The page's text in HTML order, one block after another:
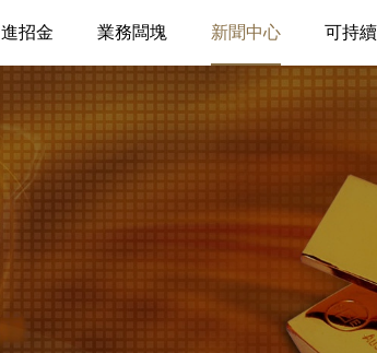
招金 業務闆塊 新聞中心 可持